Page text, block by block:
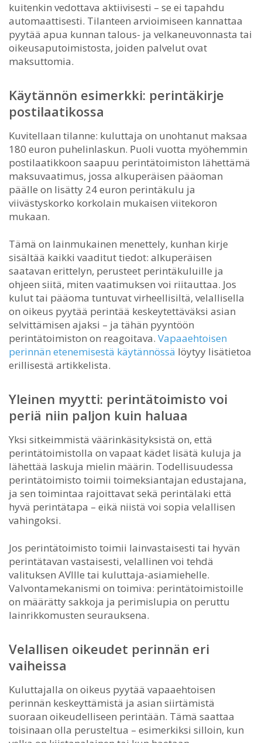
kuitenkin vedottava aktiivisesti – se ei tapahdu
automaattisesti. Tilanteen arvioimiseen kannattaa
pyytää apua kunnan talous- ja velkaneuvonnasta tai
oikeusaputoimistosta, joiden palvelut ovat
maksuttomia.
Käytännön esimerkki: perintäkirje
postilaatikossa
Kuvitellaan tilanne: kuluttaja on unohtanut maksaa
180 euron puhelinlaskun. Puoli vuotta myöhemmin
postilaatikkoon saapuu perintätoimiston lähettämä
maksuvaatimus, jossa alkuperäisen pääoman
päälle on lisätty 24 euron perintäkulu ja
viivästyskorko korkolain mukaisen viitekoron
mukaan.
Tämä on lainmukainen menettely, kunhan kirje
sisältää kaikki vaaditut tiedot: alkuperäisen
saatavan erittelyn, perusteet perintäkuluille ja
ohjeen siitä, miten vaatimuksen voi riitauttaa. Jos
kulut tai pääoma tuntuvat virheellisiltä, velallisella
on oikeus pyytää perintää keskeytettäväksi asian
selvittämisen ajaksi – ja tähän pyyntöön
perintätoimiston on reagoitava. Vapaaehtoisen
perinnän etenemisestä käytännössä löytyy lisätietoa
erillisestä artikkelista.
Yleinen myytti: perintätoimisto voi
periä niin paljon kuin haluaa
Yksi sitkeimmistä väärinkäsityksistä on, että
perintätoimistolla on vapaat kädet lisätä kuluja ja
lähettää laskuja mielin määrin. Todellisuudessa
perintätoimisto toimii toimeksiantajan edustajana,
ja sen toimintaa rajoittavat sekä perintälaki että
hyvä perintätapa – eikä niistä voi sopia velallisen
vahingoksi.
Jos perintätoimisto toimii lainvastaisesti tai hyvän
perintätavan vastaisesti, velallinen voi tehdä
valituksen AVIlle tai kuluttaja-asiamiehelle.
Valvontamekanismi on toimiva: perintätoimistoille
on määrätty sakkoja ja perimislupia on peruttu
lainrikkomusten seurauksena.
Velallisen oikeudet perinnän eri
vaiheissa
Kuluttajalla on oikeus pyytää vapaaehtoisen
perinnän keskeyttämistä ja asian siirtämistä
suoraan oikeudelliseen perintään. Tämä saattaa
toisinaan olla perusteltua – esimerkiksi silloin, kun